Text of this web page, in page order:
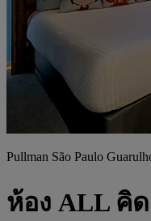
Pullman São Paulo
ห้อง ALL คิ